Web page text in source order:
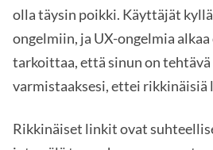
olla täysin poikki. Käyttäjät
ongelmiin, ja UX-ongelmia alkaa
tarkoittaa, että sinun on tehtävä
varmistaaksesi, ettei rikkinäisiä
Rikkinäiset linkit ovat